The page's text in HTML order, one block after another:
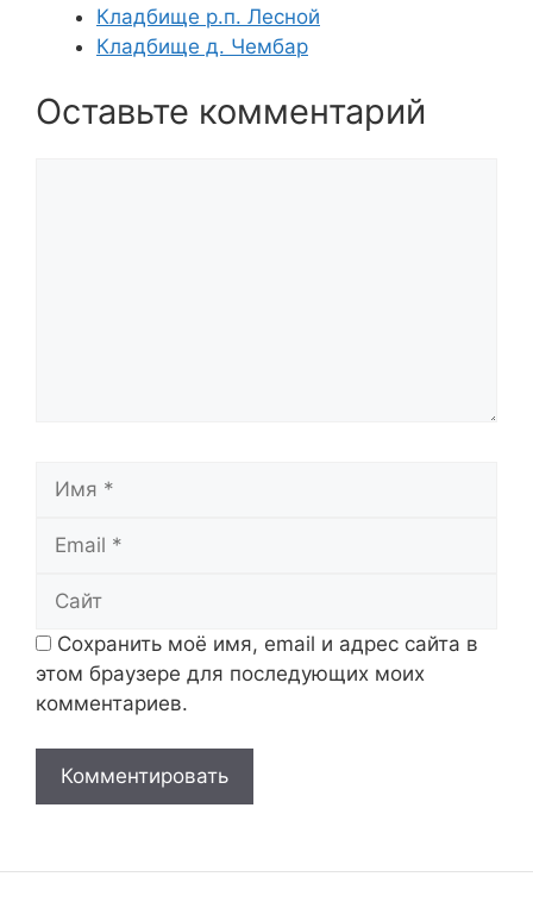
Кладбище р.п. Лесной
Кладбище д. Чембар
Оставьте комментарий
Сохранить моё имя, email и адрес сайта в
этом браузере для последующих моих
комментариев.